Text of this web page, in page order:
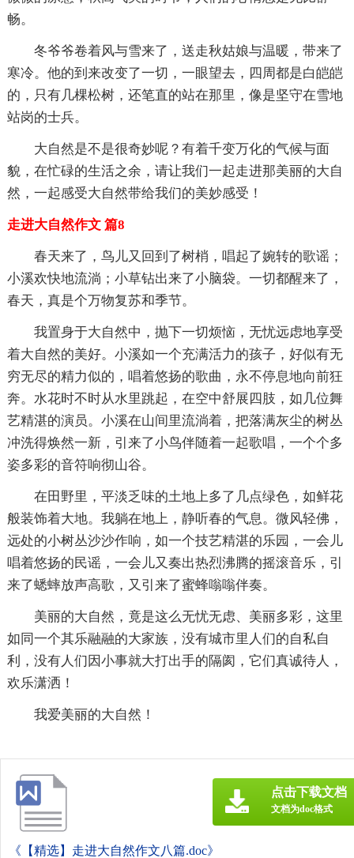
畅。
冬爷爷卷着风与雪来了，送走秋姑娘与温暖，带来了
寒冷。他的到来改变了一切，一眼望去，四周都是白皑皑
的，只有几棵松树，还笔直的站在那里，像是坚守在雪地
站岗的士兵。
大自然是不是很奇妙呢？有着千变万化的气候与面
貌，在忙碌的生活之余，请让我们一起走进那美丽的大自
然，一起感受大自然带给我们的美妙感受！
走进大自然作文 篇8
春天来了，鸟儿又回到了树梢，唱起了婉转的歌谣；
小溪欢快地流淌；小草钻出来了小脑袋。一切都醒来了，
春天，真是个万物复苏和季节。
我置身于大自然中，抛下一切烦恼，无忧远虑地享受
着大自然的美好。小溪如一个充满活力的孩子，好似有无
穷无尽的精力似的，唱着悠扬的歌曲，永不停息地向前狂
奔。水花时不时从水里跳起，在空中舒展四肢，如几位舞
艺精湛的演员。小溪在山间里流淌着，把落满灰尘的树丛
冲洗得焕然一新，引来了小鸟伴随着一起歌唱，一个个多
姿多彩的音符响彻山谷。
在田野里，平淡乏味的土地上多了几点绿色，如鲜花
般装饰着大地。我躺在地上，静听春的气息。微风轻佛，
远处的小树丛沙沙作响，如一个技艺精湛的乐园，一会儿
唱着悠扬的民谣，一会儿又奏出热烈沸腾的摇滚音乐，引
来了蟋蟀放声高歌，又引来了蜜蜂嗡嗡伴奏。
美丽的大自然，竟是这么无忧无虑、美丽多彩，这里
如同一个其乐融融的大家族，没有城市里人们的自私自
利，没有人们因小事就大打出手的隔阂，它们真诚待人，
欢乐潇洒！
我爱美丽的大自然！
《【精选】走进大自然作文八篇.doc》
点击下载文档
文档为doc格式